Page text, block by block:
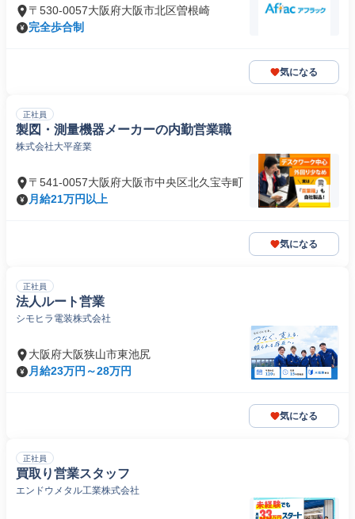
〒530-0057大阪府大阪市北区曽根崎
完全歩合制
気になる
正社員
製図・測量機器メーカーの内勤営業職
株式会社大平産業
〒541-0057大阪府大阪市中央区北久宝寺町
月給21万円以上
気になる
正社員
法人ルート営業
シモヒラ電装株式会社
大阪府大阪狭山市東池尻
月給23万円～28万円
気になる
正社員
買取り営業スタッフ
エンドウメタル工業株式会社